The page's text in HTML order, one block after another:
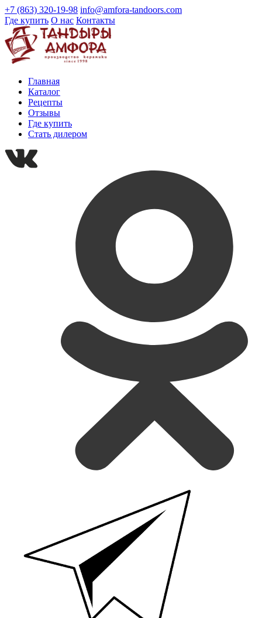
+7 (863) 320-19-98 info@amfora-tandoors.com
Где купить О нас Контакты
Главная
Каталог
Рецепты
Отзывы
Где купить
Стать дилером